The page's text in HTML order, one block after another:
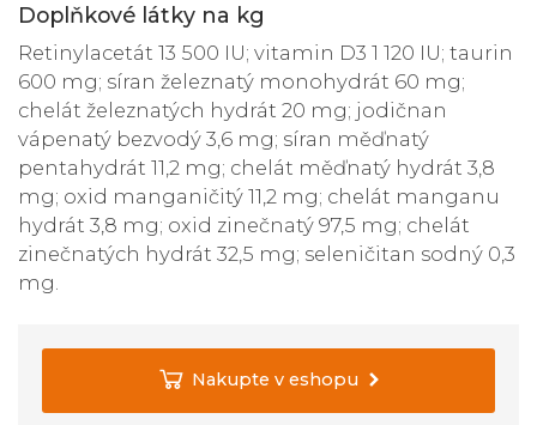
Doplňkové látky na kg
Retinylacetát 13 500 IU; vitamin D3 1 120 IU; taurin
600 mg; síran železnatý monohydrát 60 mg;
chelát železnatých hydrát 20 mg; jodičnan
vápenatý bezvodý 3,6 mg; síran měďnatý
pentahydrát 11,2 mg; chelát měďnatý hydrát 3,8
mg; oxid manganičitý 11,2 mg; chelát manganu
hydrát 3,8 mg; oxid zinečnatý 97,5 mg; chelát
zinečnatých hydrát 32,5 mg; seleničitan sodný 0,3
mg.
Nakupte v eshopu